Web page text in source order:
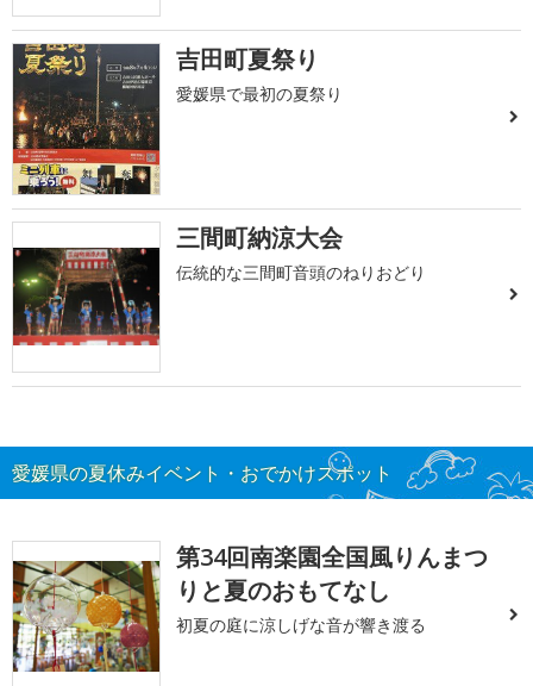
吉田町夏祭り
愛媛県で最初の夏祭り
三間町納涼大会
伝統的な三間町音頭のねりおどり
愛媛県の夏休みイベント・おでかけスポット
第34回南楽園全国風りんまつ
りと夏のおもてなし
初夏の庭に涼しげな音が響き渡る